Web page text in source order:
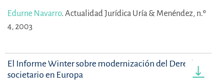
Edurne Navarro. Actualidad Jurídica Uría & Menéndez, n.º
4, 2003
El Informe Winter sobre modernización del Derecho
societario en Europa